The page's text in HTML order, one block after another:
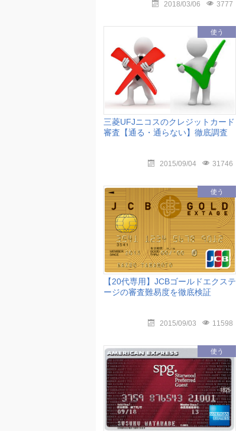
2018/03/06 3777
使う
三菱UFJニコスのクレジットカード
審査【通る・通らない】徹底調査
2015/09/04 31746
使う
【20代専用】JCBゴールドエクステ
ージの審査難易度を徹底検証
2015/09/03 11598
使う